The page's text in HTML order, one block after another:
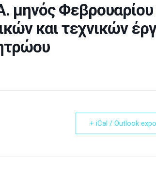
μηνός
και τεχνικών
+ iCal / Outlook